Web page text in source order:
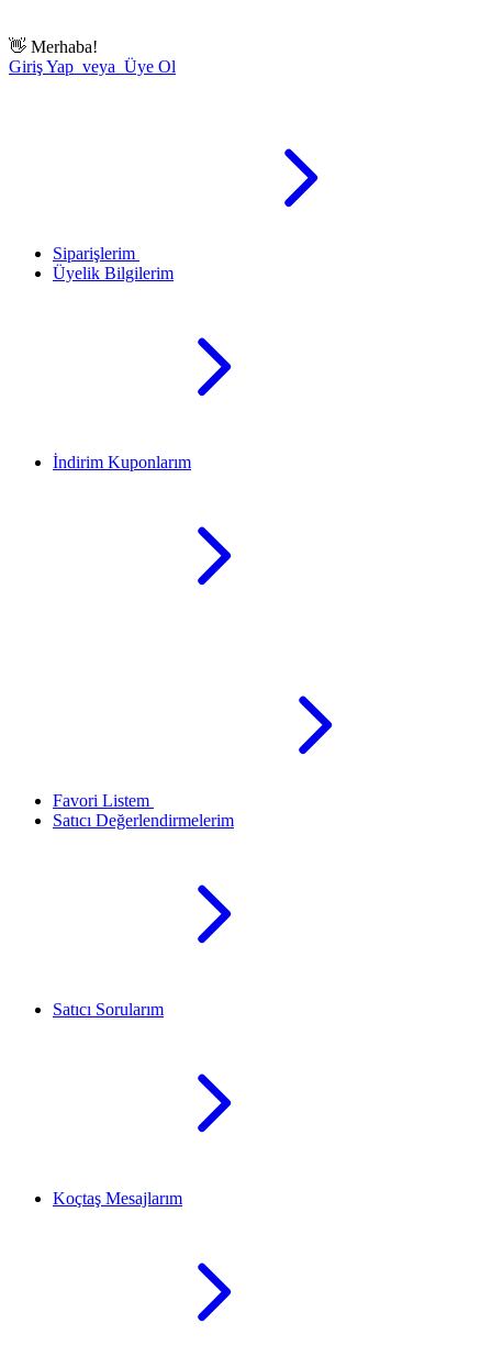
👋 Merhaba!
Giriş Yap veya Üye Ol
Siparişlerim
Üyelik Bilgilerim
İndirim Kuponlarım
Favori Listem
Satıcı Değerlendirmelerim
Satıcı Sorularım
Koçtaş Mesajlarım